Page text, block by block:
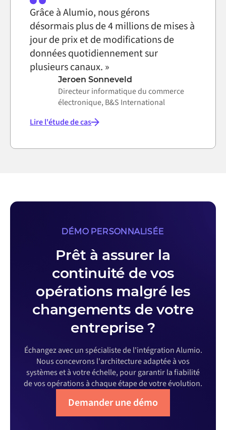
Grâce à Alumio, nous gérons
désormais plus de 4 millions de mises à
jour de prix et de modifications de
données quotidiennement sur
plusieurs canaux. »
Jeroen Sonneveld
Directeur informatique du commerce
électronique, B&S International
Lire l'étude de cas
DÉMO PERSONNALISÉE
Prêt à assurer la
continuité de vos
opérations malgré les
changements de votre
entreprise ?
Échangez avec un spécialiste de l'intégration Alumio.
Nous concevrons l'architecture adaptée à vos
systèmes et à votre échelle, pour garantir la fiabilité
de vos opérations à chaque étape de votre évolution.
Demander une démo